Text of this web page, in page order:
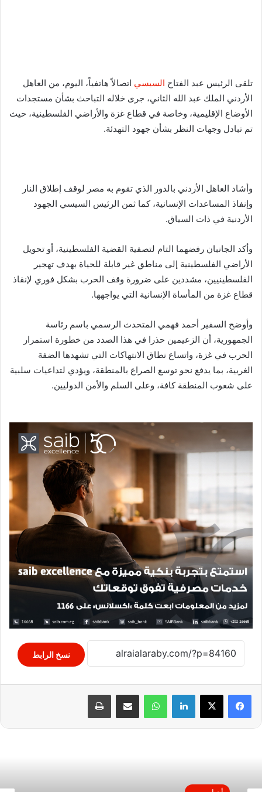
تلقى الرئيس عبد الفتاح السيسي اتصالاً هاتفياً، اليوم، من العاهل
الأردني الملك عبد الله الثاني، جرى خلاله التباحث بشأن مستجدات
الأوضاع الإقليمية، وخاصة في قطاع غزة والأراضي الفلسطينية، حيث
تم تبادل وجهات النظر بشأن جهود التهدئة.
وأشاد العاهل الأردني بالدور الذي تقوم به مصر لوقف إطلاق النار
وإنفاذ المساعدات الإنسانية، كما ثمن الرئيس السيسي الجهود
الأردنية في ذات السياق.
وأكد الجانبان رفضهما التام لتصفية القضية الفلسطينية، أو تحويل
الأراضي الفلسطينية إلى مناطق غير قابلة للحياة بهدف تهجير
الفلسطينيين، مشددين على ضرورة وقف الحرب بشكل فوري لإنقاذ
قطاع غزة من المأساة الإنسانية التي يواجهها.
وأوضح السفير أحمد فهمي المتحدث الرسمي باسم رئاسة
الجمهورية، أن الزعيمين حذرا في هذا الصدد من خطورة استمرار
الحرب في غزة، واتساع نطاق الانتهاكات التي تشهدها الضفة
الغربية، بما يدفع نحو توسع الصراع بالمنطقة، ويؤدي لتداعيات سلبية
على شعوب المنطقة كافة، وعلى السلم والأمن الدوليين.
نسخ الرابط
لينكدإن واتساب مشاركة عبر البريد طباعة